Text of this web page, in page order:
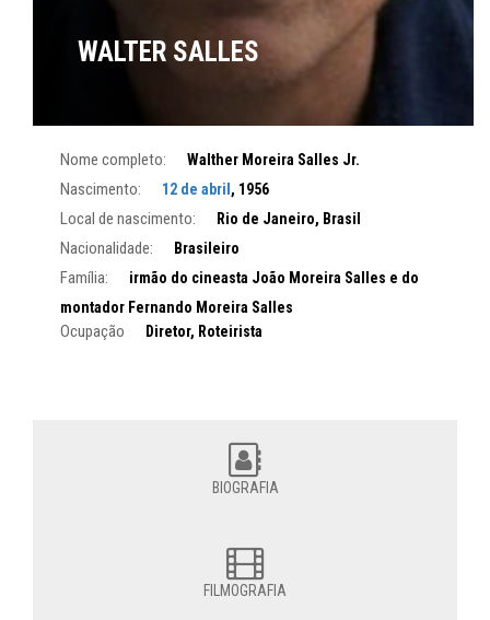
WALTER SALLES
Nome completo: Walther Moreira Salles Jr.
Nascimento: 12 de abril , 1956
Local de nascimento: Rio de Janeiro, Brasil
Nacionalidade: Brasileiro
Família:
irmão do cineasta João Moreira Salles e do
montador Fernando Moreira Salles
Ocupação Diretor, Roteirista
BIOGRAFIA
FILMOGRAFIA